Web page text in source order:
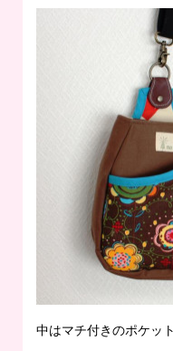
中はマチ付きのポケッ